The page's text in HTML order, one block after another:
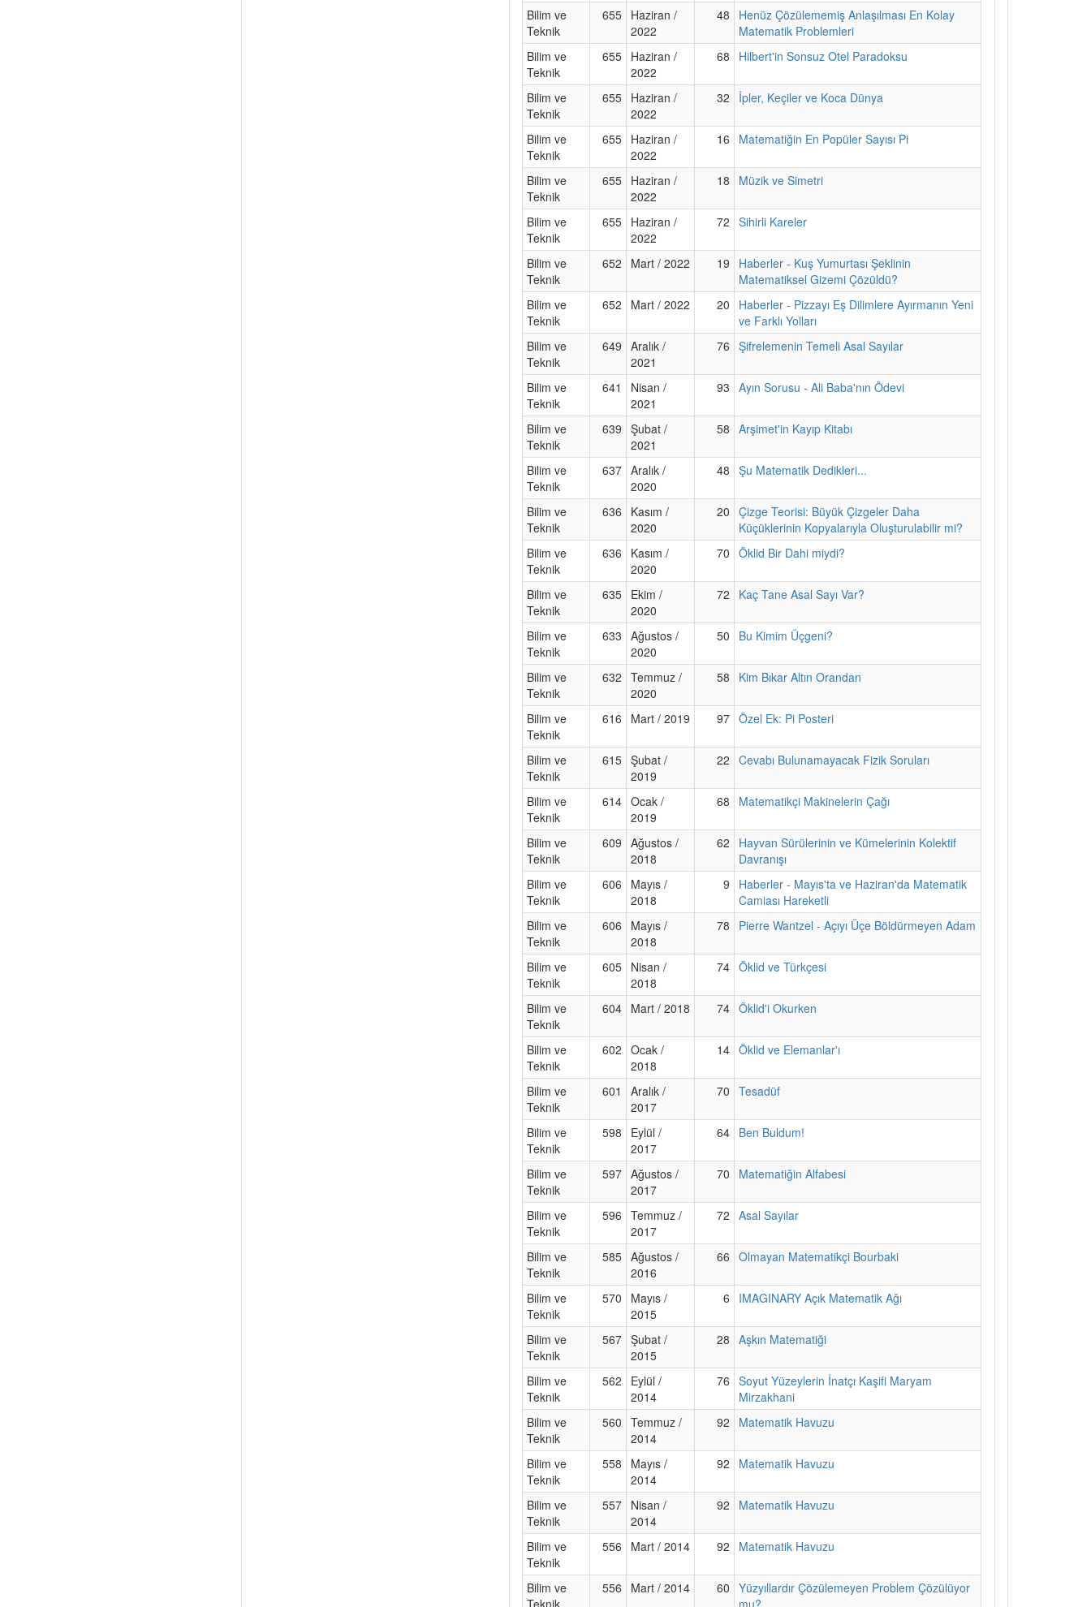
Bilim ve
Teknik
655 Haziran /
2022
48
Henüz Çözülememiş Anlaşılması En Kolay
Matematik Problemleri
Bilim ve
Teknik
655 Haziran /
2022
68 Hilbert'in Sonsuz Otel Paradoksu
Bilim ve
Teknik
655 Haziran /
2022
32 İpler, Keçiler ve Koca Dünya
Bilim ve
Teknik
655 Haziran /
2022
16 Matematiğin En Popüler Sayısı Pi
Bilim ve
Teknik
655 Haziran /
2022
18 Müzik ve Simetri
Bilim ve
Teknik
655 Haziran /
2022
72 Sihirli Kareler
Bilim ve
Teknik
652 Mart / 2022 19
Haberler - Kuş Yumurtası Şeklinin
Matematiksel Gizemi Çözüldü?
Bilim ve
Teknik
652 Mart / 2022 20
Haberler - Pizzayı Eş Dilimlere Ayırmanın Yeni
ve Farklı Yolları
Bilim ve
Teknik
649
Aralık /
2021
76 Şifrelemenin Temeli Asal Sayılar
Bilim ve
Teknik
641
Nisan /
2021
93 Ayın Sorusu - Ali Baba'nın Ödevi
Bilim ve
Teknik
639
Şubat /
2021
58 Arşimet'in Kayıp Kitabı
Bilim ve
Teknik
637 Aralık /
2020
48 Şu Matematik Dedikleri...
Bilim ve
Teknik
636
Kasım /
2020
20
Çizge Teorisi: Büyük Çizgeler Daha
Küçüklerinin Kopyalarıyla Oluşturulabilir mi?
Bilim ve
Teknik
636
Kasım /
2020
70 Öklid Bir Dahi miydi?
Bilim ve
Teknik
635 Ekim /
2020
72 Kaç Tane Asal Sayı Var?
Bilim ve
Teknik
633
Ağustos /
2020
50 Bu Kimim Üçgeni?
Bilim ve
Teknik
632
Temmuz /
2020
58 Kim Bıkar Altın Orandan
Bilim ve
Teknik
616 Mart / 2019 97 Özel Ek: Pi Posteri
Bilim ve
Teknik
615 Şubat /
2019
22 Cevabı Bulunamayacak Fizik Soruları
Bilim ve
Teknik
614 Ocak /
2019
68 Matematikçi Makinelerin Çağı
Bilim ve
Teknik
609
Ağustos /
2018
62
Hayvan Sürülerinin ve Kümelerinin Kolektif
Davranışı
Bilim ve
Teknik
606
Mayıs /
2018
9
Haberler - Mayıs'ta ve Haziran'da Matematik
Camiası Hareketli
Bilim ve
Teknik
606
Mayıs /
2018
78 Pierre Wantzel - Açıyı Üçe Böldürmeyen Adam
Bilim ve
Teknik
605 Nisan /
2018
74 Öklid ve Türkçesi
Bilim ve
Teknik
604 Mart / 2018 74 Öklid'i Okurken
Bilim ve
Teknik
602
Ocak /
2018
14 Öklid ve Elemanlar'ı
Bilim ve
Teknik
601
Aralık /
2017
70 Tesadüf
Bilim ve
Teknik
598
Eylül /
2017
64 Ben Buldum!
Bilim ve
Teknik
597 Ağustos /
2017
70 Matematiğin Alfabesi
Bilim ve
Teknik
596
Temmuz /
2017
72 Asal Sayılar
Bilim ve
Teknik
585 Ağustos /
2016
66 Olmayan Matematikçi Bourbaki
Bilim ve
Teknik
570
Mayıs /
2015
6 IMAGINARY Açık Matematik Ağı
Bilim ve
Teknik
567 Şubat /
2015
28 Aşkın Matematiği
Bilim ve
Teknik
562
Eylül /
2014
76
Soyut Yüzeylerin İnatçı Kaşifi Maryam
Mirzakhani
Bilim ve
Teknik
560
Temmuz /
2014
92 Matematik Havuzu
Bilim ve
Teknik
558
Mayıs /
2014
92 Matematik Havuzu
Bilim ve
Teknik
557 Nisan /
2014
92 Matematik Havuzu
Bilim ve
Teknik
556 Mart / 2014 92 Matematik Havuzu
Bilim ve
Teknik
556 Mart / 2014 60
Yüzyıllardır Çözülemeyen Problem Çözülüyor
mu?